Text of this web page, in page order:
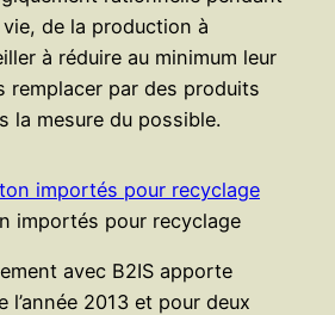
de la production à
à réduire au minimum leur
remplacer par des produits
la mesure du possible.
importés pour recyclage
avec B2IS apporte
l’année 2013 et pour deux